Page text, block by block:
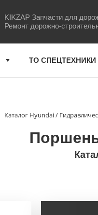
KIKZAP Запчасти для
Ремонт дорожно-
ТО СПЕЦТЕХНИКИ
Каталог Hyundai /